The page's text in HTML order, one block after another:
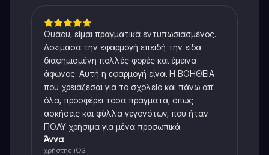
Ουάου, είμαι πραγματικά εντυπωσιασμένος.
Δοκίμασα την εφαρμογή επειδή την είδα
διαφημισμένη πολλές φορές και έμεινα
άφωνος. Αυτή η εφαρμογή είναι Η ΒΟΗΘΕΙΑ
που χρειάζεσαι για το σχολείο και πάνω απ'
όλα, προσφέρει τόσα πράγματα, όπως
ασκήσεις και φύλλα γεγονότων, που ήταν
ΠΟΛΥ χρήσιμα για μένα προσωπικά.
Άννα
χρήστης iOS